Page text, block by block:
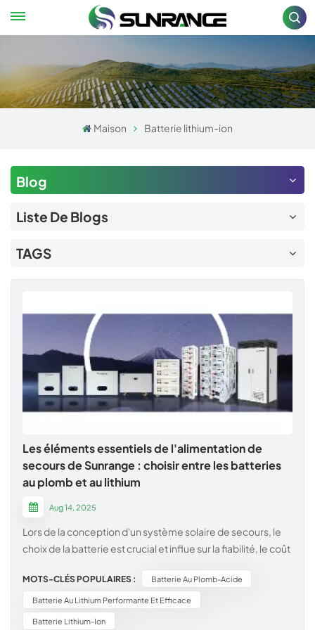
Maison Batterie lithium-ion
Blog
Liste De Blogs
TAGS
Les éléments essentiels de l'alimentation de
secours de Sunrange : choisir entre les batteries
au plomb et au lithium
Aug 14, 2025
Lors de la conception d'un système solaire de secours, le
choix de la batterie est crucial et influe sur la fiabilité, le coût
sommes spécialisés dans les batteries au lithium de pointe
et les solutions robustes au plomb-acide, afin de vous
garantir la solution idéale. Voici un comparatif pratique,
MOTS-CLÉS POPULAIRES : Batterie Au Plomb-Acide
Batterie Au Lithium Performante Et Efficace
Batterie Lithium-Ion